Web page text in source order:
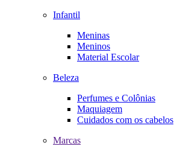
Infantil
Meninas
Meninos
Material Escolar
Beleza
Perfumes e Colônias
Maquiagem
Cuidados com os cabelos
Marcas